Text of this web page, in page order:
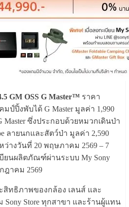
GM OSS G Master™ ราคา
มป์ปิ้งพับได้ G Master มูลค่า 1,990
ซึ่งประกอบด้วยหมวกเดินป่า
ลายนกและสัตว์ป่า มูลค่า 2,590
างวันที่ 20 พฤษภาคม 2569 – 7
ยนผลิตภัณฑ์ผ่านระบบ My Sony
ฎาคม 2569
สิทธิภาพของกล้อง เลนส์ และ
Store ทุกสาขา และร้านผู้แทน